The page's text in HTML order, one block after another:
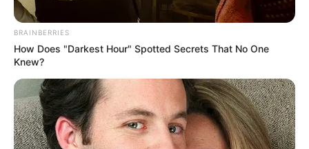
BRAINBERRIES
How Does "Darkest Hour" Spotted Secrets That No One
Knew?